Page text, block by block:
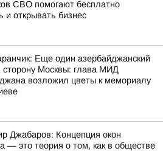
СВО помогают бесплатно
и открывать бизнес
Еще один азербайджанский
сторону Москвы: глава МИД
возложил цветы к мемориалу
Джабаров: Концепция окон
— это теория о том, как в обществе